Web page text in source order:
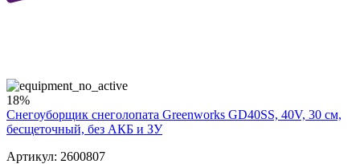
18%
Снегоуборщик снеголопата Greenworks GD40SS, 40V, 30 см,
бесщеточный, без АКБ и ЗУ
Артикул: 2600807